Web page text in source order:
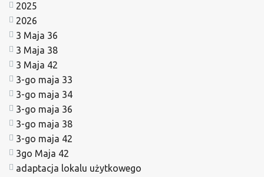
2025
2026
3 Maja 36
3 Maja 38
3 Maja 42
3-go maja 33
3-go maja 34
3-go maja 36
3-go maja 38
3-go maja 42
3go Maja 42
adaptacja lokalu użytkowego